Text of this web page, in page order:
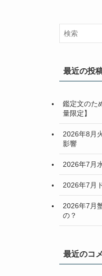
最近の投
鑑定文のた
量限定】
2026年8月
影響
2026年7月
2026年7月
2026年7月
の？
最近のコ